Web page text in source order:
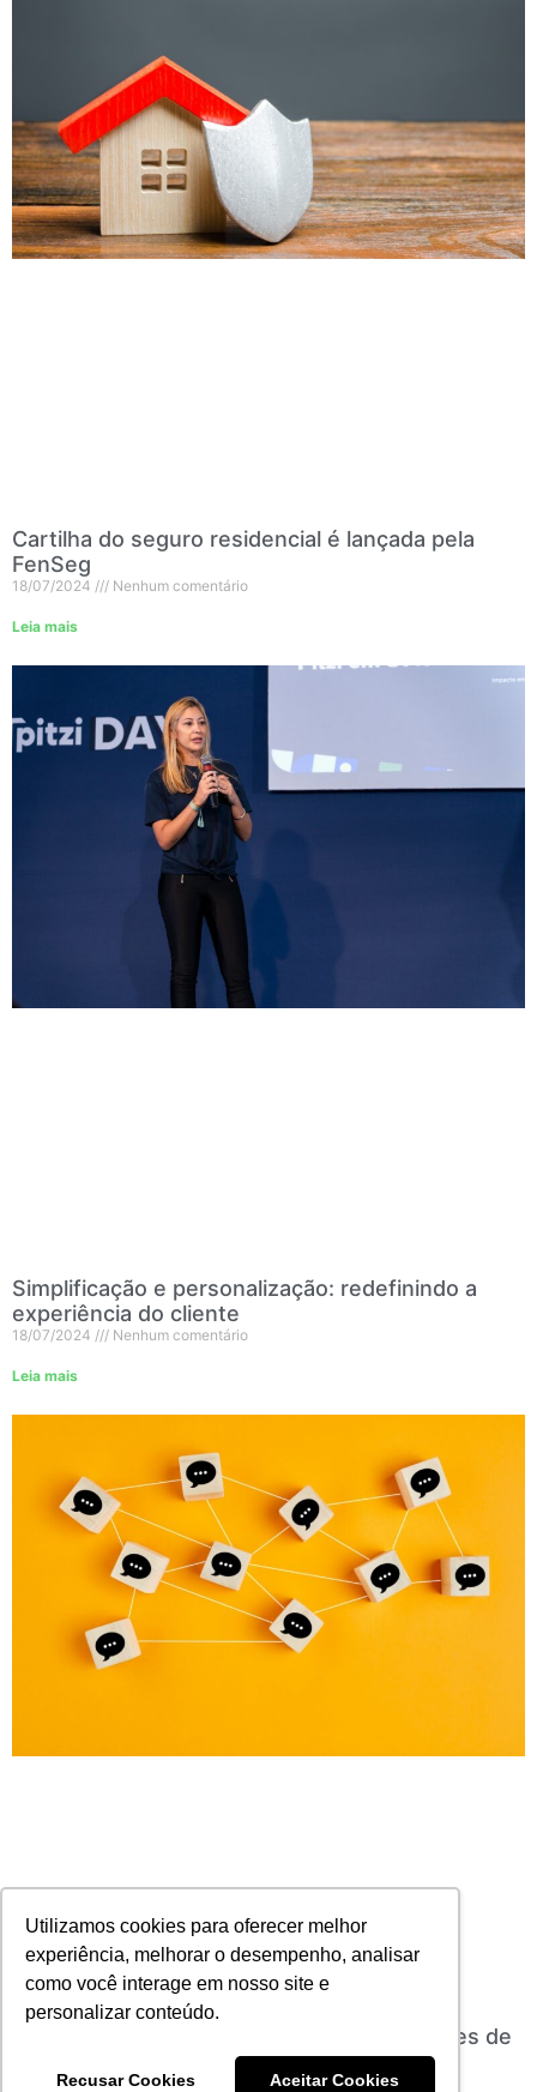
Utilizamos cookies para oferecer melhor
experiência, melhorar o desempenho, analisar
como você interage em nosso site e
personalizar conteúdo.
Recusar Cookies Aceitar Cookies
Cartilha do seguro residencial é lançada pela
FenSeg
18/07/2024 Nenhum comentário
Leia mais
Simplificação e personalização: redefinindo a
experiência do cliente
18/07/2024 Nenhum comentário
Leia mais
A importância do networking para corretores de
18/07/2024 Nenhum comentário